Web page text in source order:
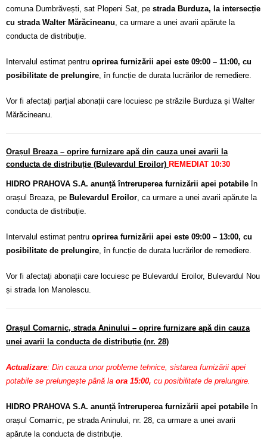
comuna Dumbrăvești, sat Plopeni Sat, pe strada Burduza, la intersecție
cu strada Walter Mărăcineanu , ca urmare a unei avarii apărute la
conducta de distribuție.
Intervalul estimat pentru oprirea furnizării apei este 09:00 – 11:00, cu
posibilitate de prelungire , în funcție de durata lucrărilor de remediere.
Vor fi afectați parțial abonații care locuiesc pe străzile Burduza și Walter
Mărăcineanu.
Orașul Breaza – oprire furnizare apă din cauza unei avarii la
conducta de distribuție (Bulevardul Eroilor) REMEDIAT 10:30
HIDRO PRAHOVA S.A. anunță întreruperea furnizării apei potabile în
orașul Breaza, pe Bulevardul Eroilor, ca urmare a unei avarii apărute la
conducta de distribuție.
Intervalul estimat pentru oprirea furnizării apei este 09:00 – 13:00, cu
posibilitate de prelungire, în funcție de durata lucrărilor de remediere.
Vor fi afectați abonații care locuiesc pe Bulevardul Eroilor, Bulevardul Nou
și strada Ion Manolescu.
Orașul Comarnic, strada Aninului – oprire furnizare apă din cauza
unei avarii la conducta de distribuție (nr. 28)
Actualizare: Din cauza unor probleme tehnice, sistarea furnizării apei
potabile se prelungește până la ora 15:00, cu posibilitate de prelungire.
HIDRO PRAHOVA S.A. anunță întreruperea furnizării apei potabile în
orașul Comarnic, pe strada Aninului, nr. 28, ca urmare a unei avarii
apărute la conducta de distribuție.